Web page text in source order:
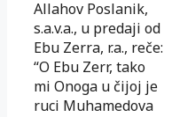
Allahov Poslanik,
s.a.v.a., u predaji od
Ebu Zerra, r.a., reče:
“O Ebu Zerr, tako
mi Onoga u čijoj je
ruci Muhamedova